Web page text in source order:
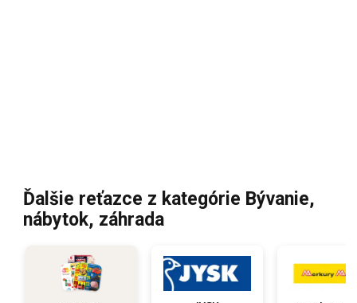
Ďalšie reťazce z kategórie Bývanie,
nábytok, záhrada